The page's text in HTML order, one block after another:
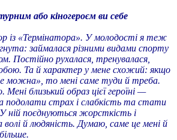
або кіногероєм ви себе
із «Термінатора». У молодості я теж
займалася різними видами спорту
Постійно рухалася, тренувалася,
Та й характер у мене схожий: якщо
можна», то мені саме туди й треба.
близький образ цієї героїні —
подолати страх і слабкість та стати
ній поєднуються жорсткість і
волі й людяність. Думаю, саме це мені й